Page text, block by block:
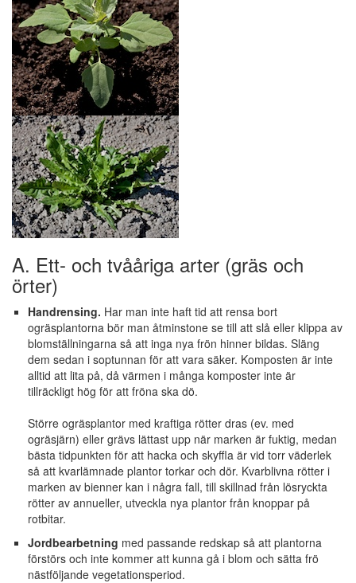
A. Ett- och tvååriga arter (gräs och
örter)
Handrensing. Har man inte haft tid att rensa bort
ogräsplantorna bör man åtminstone se till att slå eller klippa av
blomställningarna så att inga nya frön hinner bildas. Släng
dem sedan i soptunnan för att vara säker. Komposten är inte
alltid att lita på, då värmen i många komposter inte är
tillräckligt hög för att fröna ska dö.
Större ogräsplantor med kraftiga rötter dras (ev. med
ogräsjärn) eller grävs lättast upp när marken är fuktig, medan
bästa tidpunkten för att hacka och skyffla är vid torr väderlek
så att kvarlämnade plantor torkar och dör. Kvarblivna rötter i
marken av bienner kan i några fall, till skillnad från lösryckta
rötter av annueller, utveckla nya plantor från knoppar på
rotbitar.
Jordbearbetning med passande redskap så att plantorna
förstörs och inte kommer att kunna gå i blom och sätta frö
nästföljande vegetationsperiod.